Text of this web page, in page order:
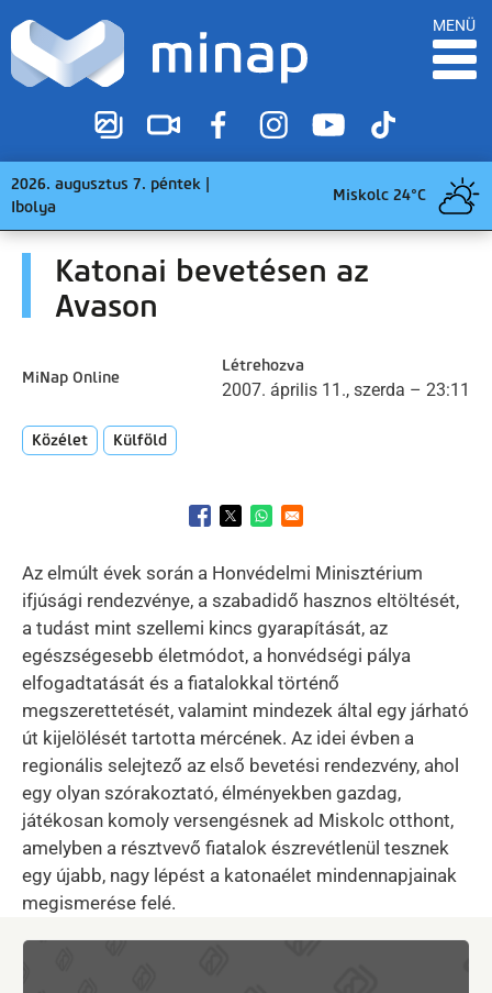
MENÜ
2026. augusztus 7. péntek |
Ibolya
Miskolc 24°C
Katonai bevetésen az
Avason
MiNap Online
Létrehozva
2007. április 11., szerda – 23:11
Közélet Külföld
Opens in a new window
Opens in a new window
Opens in a new window
Az elmúlt évek során a Honvédelmi Minisztérium
ifjúsági rendezvénye, a szabadidő hasznos eltöltését,
a tudást mint szellemi kincs gyarapítását, az
egészségesebb életmódot, a honvédségi pálya
elfogadtatását és a fiatalokkal történő
megszerettetését, valamint mindezek által egy járható
út kijelölését tartotta mércének. Az idei évben a
regionális selejtező az első bevetési rendezvény, ahol
egy olyan szórakoztató, élményekben gazdag,
játékosan komoly versengésnek ad Miskolc otthont,
amelyben a résztvevő fiatalok észrevétlenül tesznek
egy újabb, nagy lépést a katonaélet mindennapjainak
megismerése felé.